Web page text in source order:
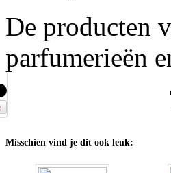
De producten
parfumerieën
Misschien vind je dit ook leuk: